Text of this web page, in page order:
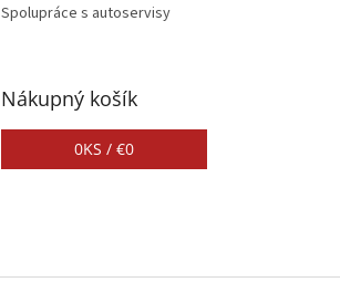
Spolupráce s autoservisy
Nákupný košík
0KS / €0